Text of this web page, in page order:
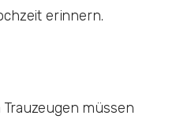
erinnern.
müssen